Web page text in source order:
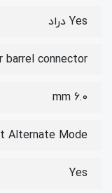
Yes دراد
barrel connector
6.0 mm
Alternate Mode
Yes